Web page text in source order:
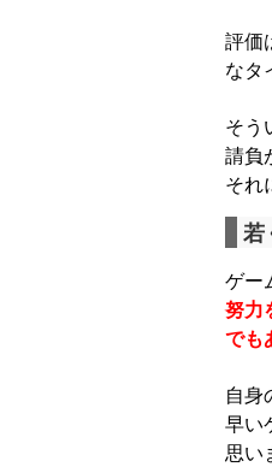
評価
なタ
そう
請負
それ
若
ゲー
努力
でも
自身
早い
思い